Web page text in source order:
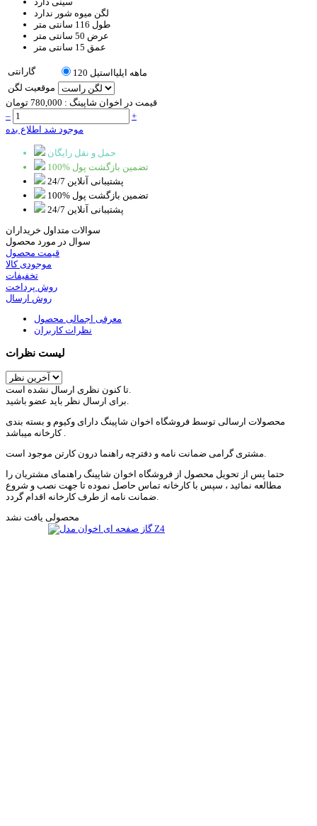
لگن میوه شور ندارد
طول 116 سانتی متر
عرض 50 سانتی متر
عمق 15 سانتی متر
گارانتی
120 ماهه ایلیااستیل
موقعیت لگن
قیمت در اخوان شاپینگ : 780,000 تومان
–
+
موجود شد اطلاع بده
حمل و نقل رایگان
100% تضمین بازگشت پول
پشتیبانی آنلاین 24/7
100% تضمین بازگشت پول
پشتیبانی آنلاین 24/7
سوالات متداول خریداران
سوال در مورد محصول
قیمت محصول
موجودی کالا
تخفیفات
روش پرداخت
روش ارسال
معرفی اجمالی محصول
نظرات کاربران
لیست نظرات
محصولات ارسالی توسط فروشگاه اخوان شاپینگ دارای وکیوم و بسته بندی
کارخانه میباشد .
حتما پس از تحویل محصول از فروشگاه اخوان شاپینگ راهنمای مشتریان را
مطالعه نمائید ، سپس با کارخانه تماس حاصل نموده تا جهت نصب و شروع
محصولی یافت نشد